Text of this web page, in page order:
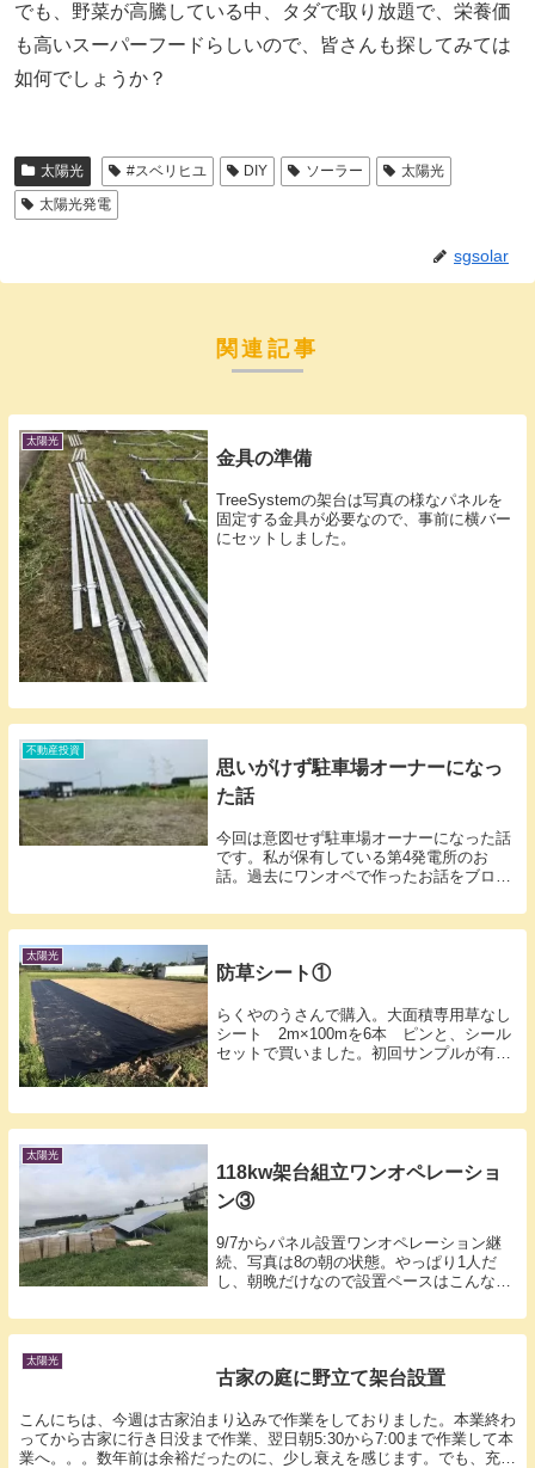
でも、野菜が高騰している中、タダで取り放題で、栄養価
も高いスーパーフードらしいので、皆さんも探してみては
如何でしょうか？
太陽光 #スベリヒユ DIY ソーラー
太陽光
太陽光発電
sgsolar
関連記事
太陽光
金具の準備
TreeSystemの架台は写真の様なパネルを
固定する金具が必要なので、事前に横バー
にセットしました。
不動産投資
思いがけず駐車場オーナーになっ
た話
今回は意図せず駐車場オーナーになった話
です。私が保有している第4発電所のお
話。過去にワンオペで作ったお話をブログ
すと、完成したという記事が無く、1番わ
かりやすい記事はこちらでした。ここは敷
太陽光
防草シート①
らくやのうさんで購入。大面積専用草なし
シート 2m×100mを6本 ピンと、シール
セットで買いました。初回サンプルが有
ろに敷くのはそんなに難しくなかったで
す。お試し...
太陽光
118kw架台組立ワンオペレーショ
ン③
9/7からパネル設置ワンオペレーション継
続、写真は8の朝の状態。やっぱり1人だ
し、朝晩だけなので設置ペースはこんなも
困るので、ジモティーに0円で引き取って
くれる人を募集。すると若い便利屋さん
太陽光
古家の庭に野立て架台設置
こんにちは、今週は古家泊まり込みで作業をしておりました。本業終わ
ってから古家に行き日没まで作業、翌日朝5:30から7:00まで作業して本
業へ。。。数年前は余裕だったのに、少し衰えを感じます。でも、充実